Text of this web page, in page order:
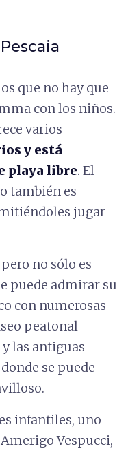
que no hay que
con los niños.
varios
y está
playa libre. El
también es
jugar
pero no sólo es
puede admirar su
con numerosas
peatonal
las antiguas
se puede
infantiles, uno
Vespucci,